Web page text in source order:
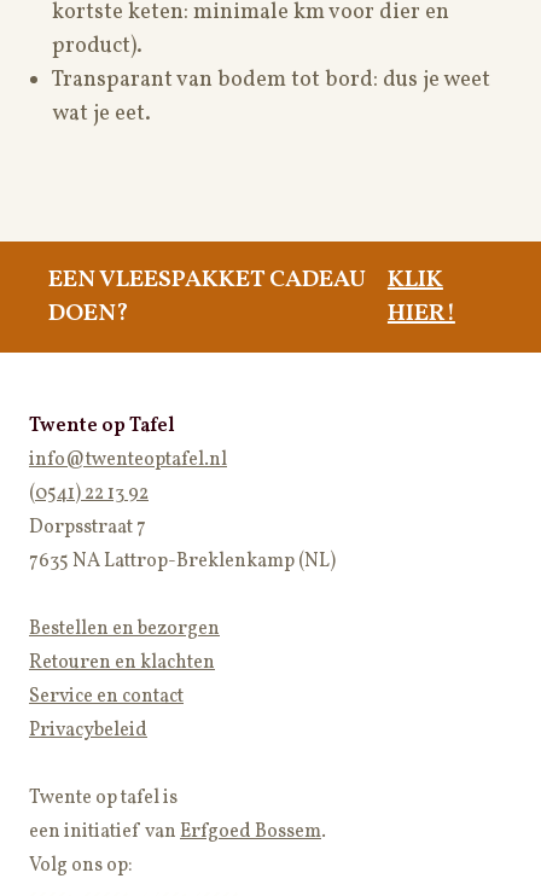
kortste keten: minimale km voor dier en
product).
Transparant van bodem tot bord: dus je weet
wat je eet.
EEN VLEESPAKKET CADEAU
DOEN?
KLIK
HIER!
Twente op Tafel
info@twenteoptafel.nl
(0541) 22 13 92
Dorpsstraat 7
7635 NA Lattrop-Breklenkamp (NL)
Bestellen en bezorgen
Retouren en klachten
Service en contact
Privacybeleid
Twente op tafel is
eeninitiatief vanErfgoed Bossem.
Volg ons op: